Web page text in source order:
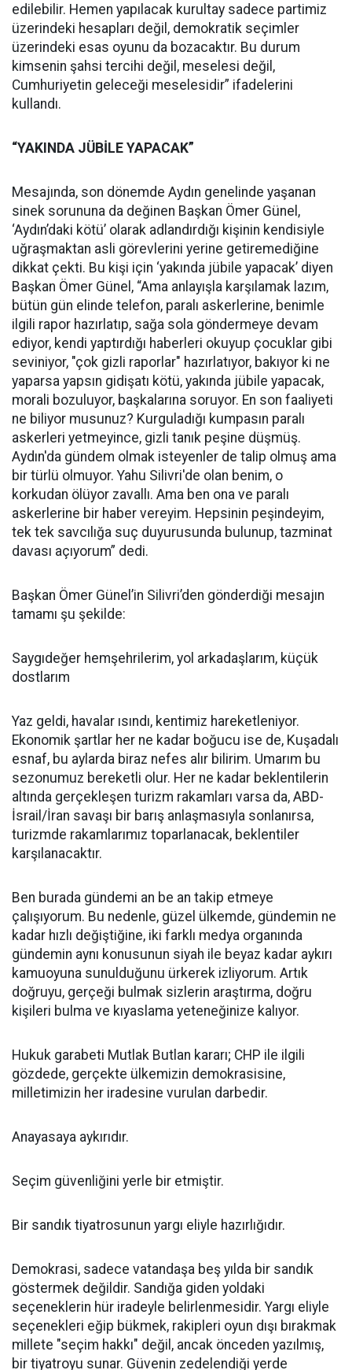
edilebilir. Hemen yapılacak kurultay sadece partimiz
üzerindeki hesapları değil, demokratik seçimler
üzerindeki esas oyunu da bozacaktır. Bu durum
kimsenin şahsi tercihi değil, meselesi değil,
Cumhuriyetin geleceği meselesidir” ifadelerini
kullandı.
“YAKINDA JÜBİLE YAPACAK”
Mesajında, son dönemde Aydın genelinde yaşanan
sinek sorununa da değinen Başkan Ömer Günel,
‘Aydın’daki kötü’ olarak adlandırdığı kişinin kendisiyle
uğraşmaktan asli görevlerini yerine getiremediğine
dikkat çekti. Bu kişi için ‘yakında jübile yapacak’ diyen
Başkan Ömer Günel, “Ama anlayışla karşılamak lazım,
bütün gün elinde telefon, paralı askerlerine, benimle
ilgili rapor hazırlatıp, sağa sola göndermeye devam
ediyor, kendi yaptırdığı haberleri okuyup çocuklar gibi
seviniyor, "çok gizli raporlar" hazırlatıyor, bakıyor ki ne
yaparsa yapsın gidişatı kötü, yakında jübile yapacak,
morali bozuluyor, başkalarına soruyor. En son faaliyeti
ne biliyor musunuz? Kurguladığı kumpasın paralı
askerleri yetmeyince, gizli tanık peşine düşmüş.
Aydın'da gündem olmak isteyenler de talip olmuş ama
bir türlü olmuyor. Yahu Silivri'de olan benim, o
korkudan ölüyor zavallı. Ama ben ona ve paralı
askerlerine bir haber vereyim. Hepsinin peşindeyim,
tek tek savcılığa suç duyurusunda bulunup, tazminat
davası açıyorum” dedi.
Başkan Ömer Günel’in Silivri’den gönderdiği mesajın
tamamı şu şekilde:
Saygıdeğer hemşehrilerim, yol arkadaşlarım, küçük
dostlarım
Yaz geldi, havalar ısındı, kentimiz hareketleniyor.
Ekonomik şartlar her ne kadar boğucu ise de, Kuşadalı
esnaf, bu aylarda biraz nefes alır bilirim. Umarım bu
sezonumuz bereketli olur. Her ne kadar beklentilerin
altında gerçekleşen turizm rakamları varsa da, ABD-
İsrail/İran savaşı bir barış anlaşmasıyla sonlanırsa,
turizmde rakamlarımız toparlanacak, beklentiler
karşılanacaktır.
Ben burada gündemi an be an takip etmeye
çalışıyorum. Bu nedenle, güzel ülkemde, gündemin ne
kadar hızlı değiştiğine, iki farklı medya organında
gündemin aynı konusunun siyah ile beyaz kadar aykırı
kamuoyuna sunulduğunu ürkerek izliyorum. Artık
doğruyu, gerçeği bulmak sizlerin araştırma, doğru
kişileri bulma ve kıyaslama yeteneğinize kalıyor.
Hukuk garabeti Mutlak Butlan kararı; CHP ile ilgili
gözdede, gerçekte ülkemizin demokrasisine,
milletimizin her iradesine vurulan darbedir.
Anayasaya aykırıdır.
Seçim güvenliğini yerle bir etmiştir.
Bir sandık tiyatrosunun yargı eliyle hazırlığıdır.
Demokrasi, sadece vatandaşa beş yılda bir sandık
göstermek değildir. Sandığa giden yoldaki
seçeneklerin hür iradeyle belirlenmesidir. Yargı eliyle
seçenekleri eğip bükmek, rakipleri oyun dışı bırakmak
millete "seçim hakkı" değil, ancak önceden yazılmış,
bir tiyatroyu sunar. Güvenin zedelendiği yerde